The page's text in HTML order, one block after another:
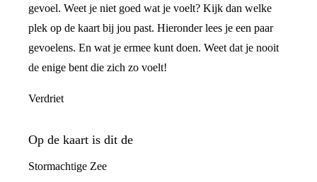
gevoel. Weet je niet goed wat je voelt? Kijk dan welke
plek op de kaart bij jou past. Hieronder lees je een paar
gevoelens. En wat je ermee kunt doen. Weet dat je nooit
de enige bent die zich zo voelt!
Verdriet
Op de kaart is dit de
Stormachtige Zee